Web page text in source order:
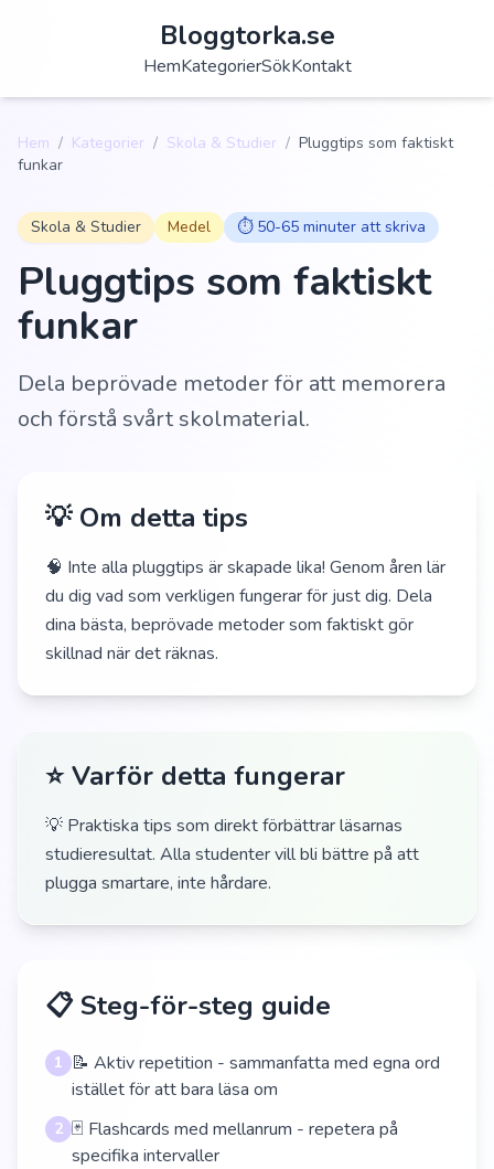
Bloggtorka.se
HemKategorierSökKontakt
Hem / Kategorier / Skola & Studier / Pluggtips som faktiskt
funkar
Skola & Studier Medel ⏱️ 50-65 minuter att skriva
Pluggtips som faktiskt
funkar
Dela beprövade metoder för att memorera
och förstå svårt skolmaterial.
💡 Om detta tips
🧠 Inte alla pluggtips är skapade lika! Genom åren lär
du dig vad som verkligen fungerar för just dig. Dela
dina bästa, beprövade metoder som faktiskt gör
skillnad när det räknas.
⭐ Varför detta fungerar
💡 Praktiska tips som direkt förbättrar läsarnas
studieresultat. Alla studenter vill bli bättre på att
plugga smartare, inte hårdare.
📋 Steg-för-steg guide
1 📝 Aktiv repetition - sammanfatta med egna ord
istället för att bara läsa om
2 🃏 Flashcards med mellanrum - repetera på
specifika intervaller